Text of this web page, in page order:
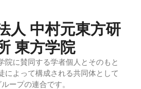
人 中村元東方研
東方学院
院に賛同する学者個人とそのもと
によって構成される共同体として
ープの連合です。